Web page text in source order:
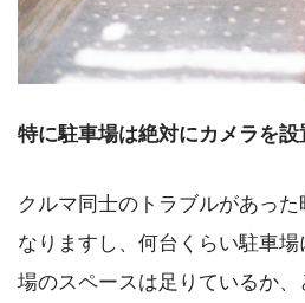
特に駐車場は絶対にカメラを
クルマ同士のトラブルがあっ
なりますし、何台くらい駐車
場のスペースは足りているか